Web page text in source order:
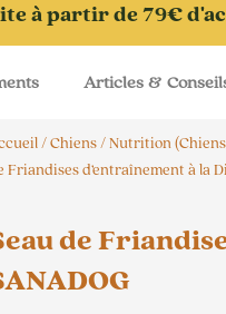
à partir de 79€
Articles &
/Chiens/Nutrition
Friandises d’entraînement à la
de